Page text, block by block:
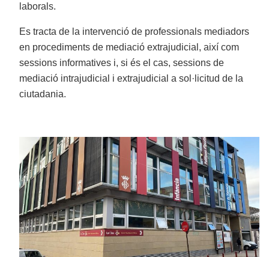
laborals.
Es tracta de la intervenció de professionals mediadors
en procediments de mediació extrajudicial, així com
sessions informatives i, si és el cas, sessions de
mediació intrajudicial i extrajudicial a sol·licitud de la
ciutadania.